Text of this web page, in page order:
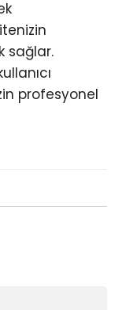
sağlar.
profesyonel